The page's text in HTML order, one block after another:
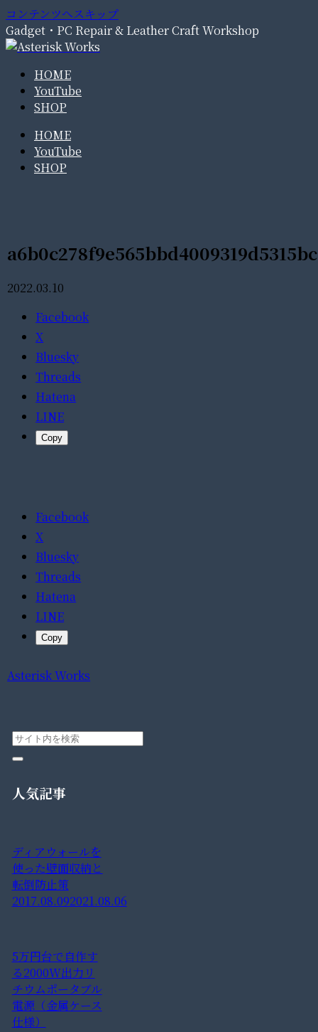
コンテンツへスキップ
Gadget・PC Repair & Leather Craft Workshop
HOME
YouTube
SHOP
HOME
YouTube
SHOP
2022.03.10
Facebook
X
Bluesky
Threads
Hatena
LINE
Copy
Facebook
X
Bluesky
Threads
Hatena
LINE
Copy
Asterisk Works
人気記事
ディアウォールを
使った壁面収納と
転倒防止策
2017.08.092021.08.06
5万円台で自作す
る2000W出力リ
チウムポータブル
電源（金属ケース
仕様）